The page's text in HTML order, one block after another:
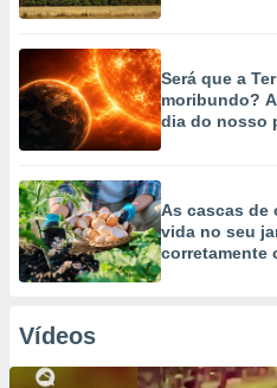
Será que a
moribundo?
dia do nosso
As cascas de
vida no seu
corretamente
Vídeos